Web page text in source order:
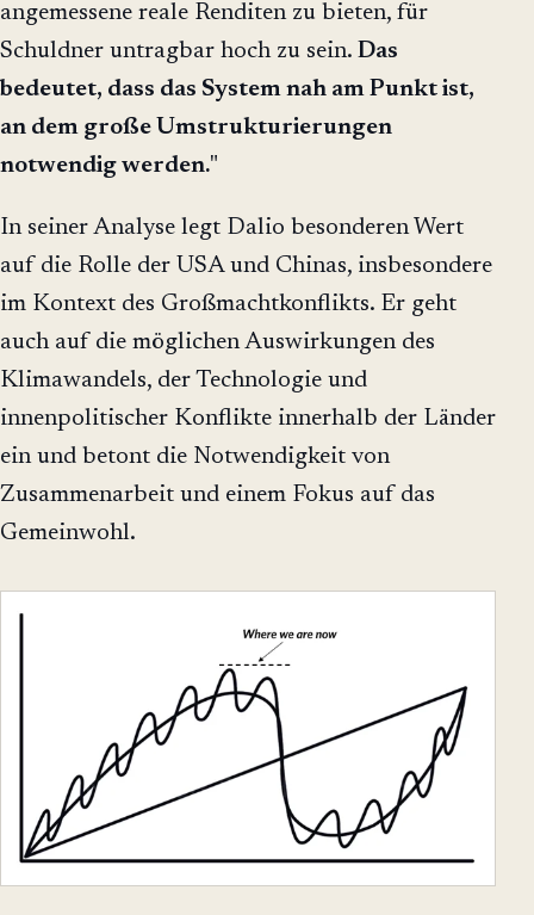
angemessene reale Renditen zu bieten, für
Schuldner untragbar hoch zu sein. Das
bedeutet, dass das System nah am Punkt ist,
an dem große Umstrukturierungen
notwendig werden."
In seiner Analyse legt Dalio besonderen Wert
auf die Rolle der USA und Chinas, insbesondere
im Kontext des Großmachtkonflikts. Er geht
auch auf die möglichen Auswirkungen des
Klimawandels, der Technologie und
innenpolitischer Konflikte innerhalb der Länder
ein und betont die Notwendigkeit von
Zusammenarbeit und einem Fokus auf das
Gemeinwohl.